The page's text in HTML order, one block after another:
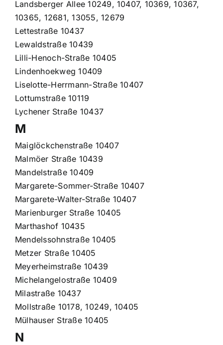
Landsberger Allee 10249, 10407, 10369, 10367,
10365, 12681, 13055, 12679
Lettestraße 10437
Lewaldstraße 10439
Lilli-Henoch-Straße 10405
Lindenhoekweg 10409
Liselotte-Herrmann-Straße 10407
Lottumstraße 10119
Lychener Straße 10437
M
Maiglöckchenstraße 10407
Malmöer Straße 10439
Mandelstraße 10409
Margarete-Sommer-Straße 10407
Margarete-Walter-Straße 10407
Marienburger Straße 10405
Marthashof 10435
Mendelssohnstraße 10405
Metzer Straße 10405
Meyerheimstraße 10439
Michelangelostraße 10409
Milastraße 10437
Mollstraße 10178, 10249, 10405
Mülhauser Straße 10405
N